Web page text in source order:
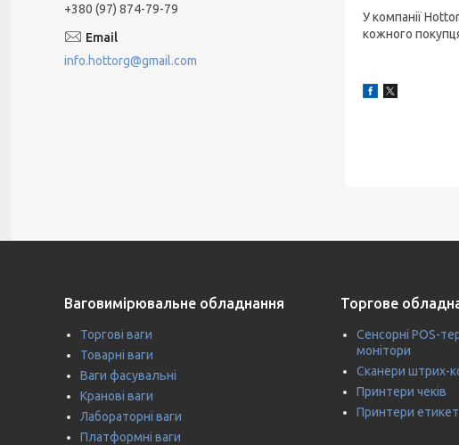
У компанії
кожного
+380 (97) 874-79-79
info.hottorg@gmail.com
Ваговимірювальне обладнання
Торгові ваги
Товарні ваги
Ваги фасувальні
Кранові ваги
Лабораторні ваги
Платформні ваги
Торгове
Сенсорні POS-
монітори
Сканери штрих-
Принтери чеків
Принтери